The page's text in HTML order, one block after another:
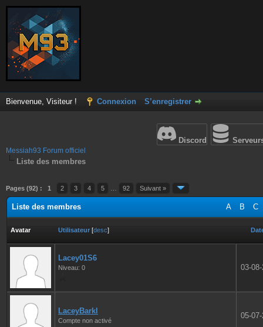
Bienvenue, Visiteur ! Connexion S’enregistrer
Discord
Messiah93 Forum officiel
Liste des membres
Pages (92) : 1 2 3 4 5 92 Suivant »
A B C
Liste des membres
Avatar Utilisateur [desc]
Lacey01S6
Niveau: 0 03-
LaceyBarkl
Compte non activé
05-